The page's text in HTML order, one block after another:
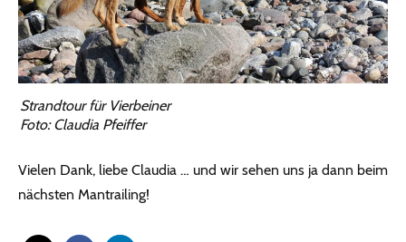
Strandtour für Vierbeiner
Foto: Claudia Pfeiffer
Vielen Dank, liebe Claudia … und wir sehen uns ja dann beim
nächsten Mantrailing!